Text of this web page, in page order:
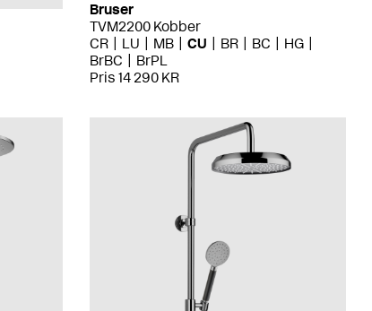
Bruser
TVM2200 Kobber
CR
LU MB CU BR BC
HG
BrBC
BrPL
Pris 14 290 KR